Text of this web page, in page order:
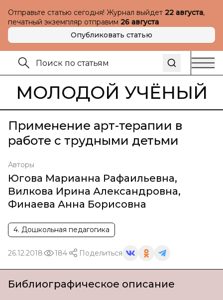
Отправьте статью сегодня! Журнал выйдет 22 августа,
печатный экземпляр отправим 26 августа
Опубликовать статью
МОЛОДОЙ УЧЁНЫЙ
Применение арт-терапии в
работе с трудными детьми
Авторы
Югова Марианна Рафаильевна,
Вилкова Ирина Александровна,
Финаева Анна Борисовна
4. Дошкольная педагогика
26.12.2018 184 Поделиться
Библиографическое описание